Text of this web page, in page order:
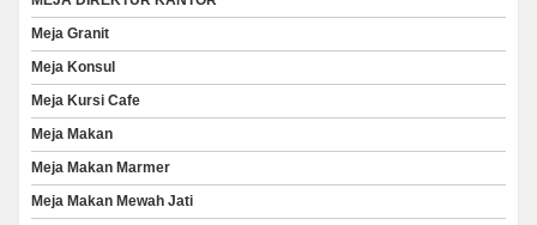
Meja Granit
Meja Konsul
Meja Kursi Cafe
Meja Makan
Meja Makan Marmer
Meja Makan Mewah Jati